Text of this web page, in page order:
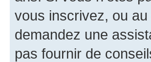
vous inscrivez, ou
demandez une
pas fournir de